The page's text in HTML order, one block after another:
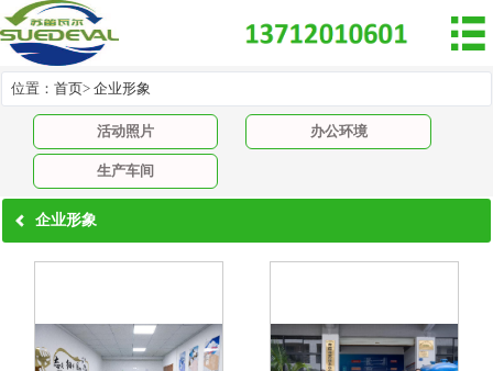

位置： 首页> 企业形象
活动照片 办公环境
生产车间
企业形象